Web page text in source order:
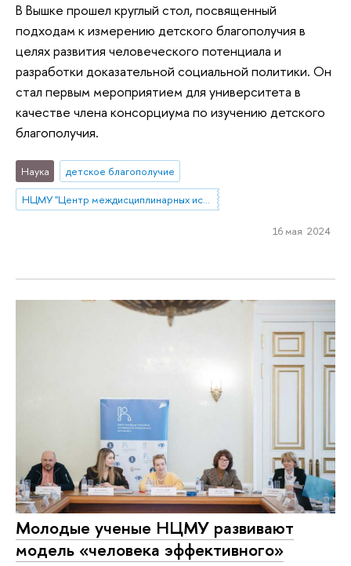
В Вышке прошел круглый стол, посвященный
подходам к измерению детского благополучия в
целях развития человеческого потенциала и
разработки доказательной социальной политики. Он
стал первым мероприятием для университета в
качестве члена консорциума по изучению детского
благополучия.
Наука
детское благополучие
НЦМУ "Центр междисциплинарных исследований человеческого потенциала"
16 мая 2024
Молодые ученые НЦМУ развивают
модель «человека эффективного»